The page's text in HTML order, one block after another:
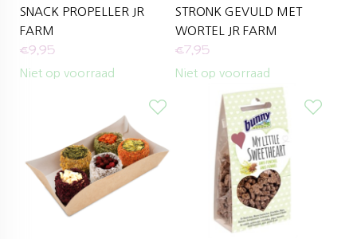
SNACK PROPELLER JR
FARM
€9,95
Niet op voorraad
STRONK GEVULD MET
WORTEL JR FARM
€7,95
Niet op voorraad